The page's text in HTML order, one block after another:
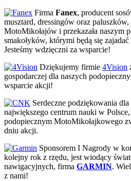
Firma Fanex, producent
musztard, dressingów oraz paluszków,
MotoMikołajów i przekazała naszym
smakołyków, którymi będą się
Jesteśmy wdzięczni za wsparcie!
Dziękujemy firmie 4Vision
gospodarczej dla naszych
wsparcie akcji!
Serdeczne podziękowania dla
największego centrum nauki w
podopiecznym MotoMikołajkowego
dniu akcji.
Sponsorem I Nagrody w
kolejny rok z rzędu, jest wiodący
nawigacyjnych, firma GARMIN.
z nami!